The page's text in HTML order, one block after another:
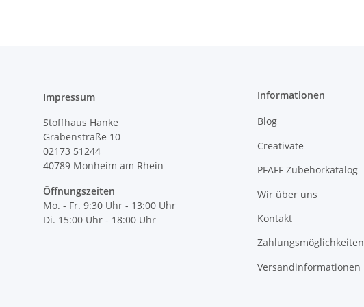
Impressum
Stoffhaus Hanke
Grabenstraße 10
02173 51244
40789 Monheim am Rhein
Öffnungszeiten
Mo. - Fr. 9:30 Uhr - 13:00 Uhr
Di. 15:00 Uhr - 18:00 Uhr
Informationen
Blog
Creativate
PFAFF Zubehörkatalog
Wir über uns
Kontakt
Zahlungsmöglichkeiten
Versandinformationen